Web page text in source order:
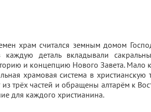
храм считался земным домом
каждую деталь вкладывали
и концепцию Нового Завета. Мало
храмовая система в
трёх частей и обращены алтарём к
для каждого христианина.